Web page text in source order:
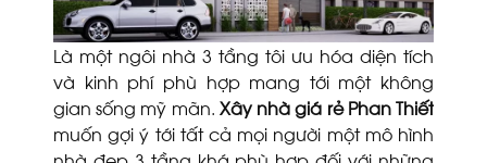
Là một ngôi nhà 3 tầng tôi ưu hóa diện tích
và kinh phí phù hợp mang tới một không
gian sống mỹ mãn. Xây nhà giá rẻ Phan Thiết
muốn gợi ý tới tất cả mọi người một mô hình